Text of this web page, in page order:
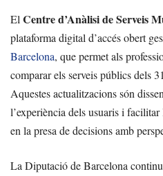
El Centre d’Anàlisi de Serveis
plataforma digital d’accés obert
Barcelona, que permet als
comparar els serveis públics dels
Aquestes actualitzacions són
l’experiència dels usuaris i facilitar
en la presa de decisions amb
La Diputació de Barcelona